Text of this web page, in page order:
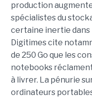
production
spécialistes du
certaine inertie dans
Digitimes cite
de 250 Go que les
notebooks
à livrer. La pénurie
ordinateurs